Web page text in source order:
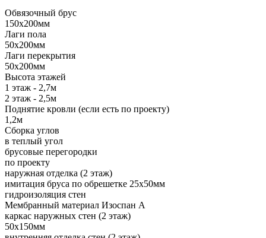
Обвязочный брус
150х200мм
Лаги пола
50х200мм
Лаги перекрытия
50х200мм
Высота этажей
1 этаж - 2,7м
2 этаж - 2,5м
Поднятие кровли (если есть по проекту)
1,2м
Сборка углов
в теплый угол
брусовые перегородки
по проекту
наружная отделка (2 этаж)
имитация бруса по обрешетке 25х50мм
гидроизоляция стен
Мембранный материал Изоспан А
каркас наружных стен (2 этаж)
50х150мм